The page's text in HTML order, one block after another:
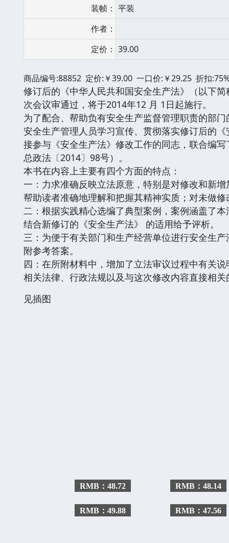
装帧： 平装
作者：
定价： 39.00
商品编号:88852 定价:￥39.00 一口价:￥29.25 折扣
修订后的《中华人民共和国安全生产法》（以下
次会议审通过，将于2014年12 月 1日起施行。
为了配合、帮助负有安全生产监督管理职责的部
安全生产管理人员学习宣传、贯彻落实修订后的
接参与《安全生产法》修改工作的同志，联合编
总政法〔2014〕98号）。
本书在内容上主要有四个方面的特点：
一：力求准确反映立法原意，特别是对修改和新
帮助读者准确地理解和把握其精神实质；对未做
二：根据实践精心选编了典型案例，案例涵盖了
结合新修订的《安全生产法》 的适用给予评析。
三：为便于有关部门和生产经营单位进行安全生
附参考答案。
四：在所附材料中，增加了立法审议过程中有关
相关法律、行政法规以及与这次修改内容直接相
见插图
RMB：48.72 RMB：48.14
RMB：49.88 RMB：47.56